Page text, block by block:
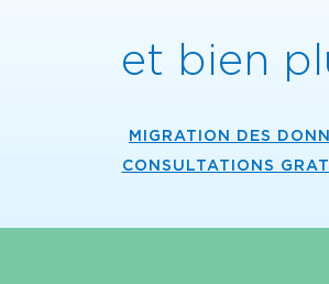
et bien
MIGRATION DES
CONSULTATIONS